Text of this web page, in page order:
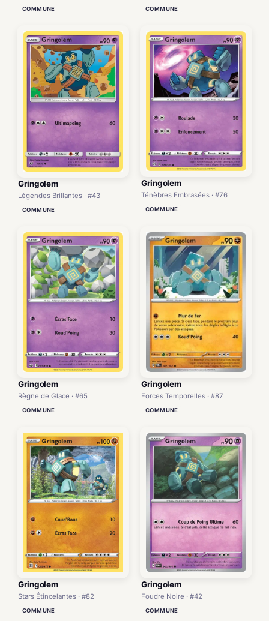
COMMUNE COMMUNE
Gringolem
Légendes Brillantes · #43
COMMUNE
Gringolem
Ténèbres Embrasées · #76
COMMUNE
Gringolem
Règne de Glace · #65
COMMUNE
Gringolem
Forces Temporelles · #87
COMMUNE
Gringolem
Stars Étincelantes · #82
COMMUNE
Gringolem
Foudre Noire · #42
COMMUNE